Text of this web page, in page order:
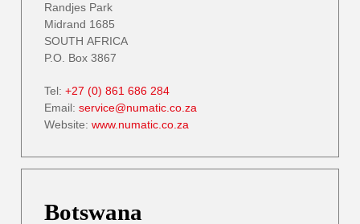
Randjes Park
Midrand 1685
SOUTH AFRICA
P.O. Box 3867
Tel: +27 (0) 861 686 284
Email: service@numatic.co.za
Website: www.numatic.co.za
Botswana